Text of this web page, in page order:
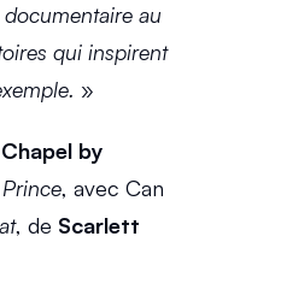
au
qui inspirent
»
by
, avec Can
, de Scarlett